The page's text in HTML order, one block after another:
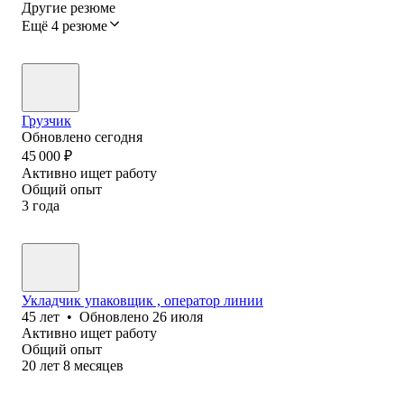
Другие резюме
Ещё 4 резюме
Грузчик
Обновлено сегодня
45 000 ₽
Активно ищет работу
Общий опыт
3 года
Укладчик упаковщик , оператор линии
45 лет • Обновлено 26 июля
Активно ищет работу
Общий опыт
20 лет 8 месяцев